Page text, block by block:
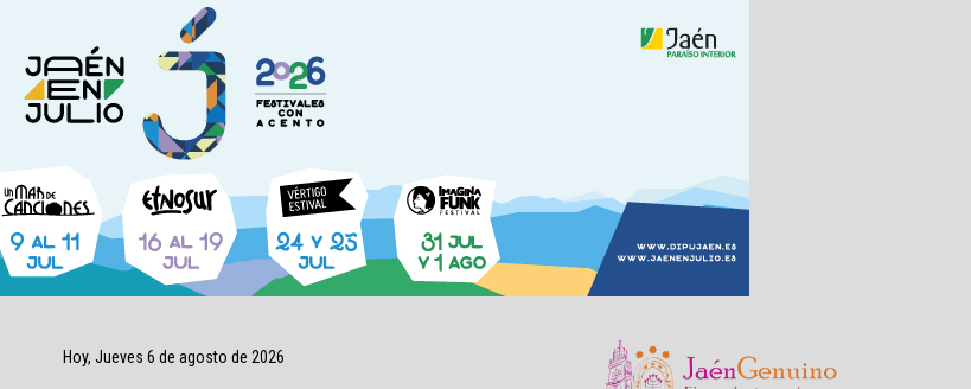
Hoy, Jueves 6 de agosto de 2026